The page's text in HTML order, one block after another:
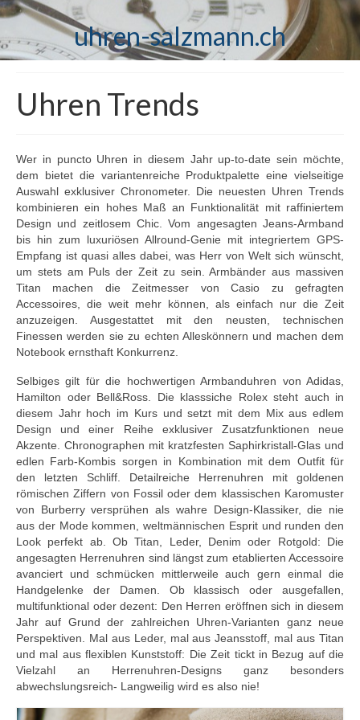
uhren-salzmann.ch
Uhren Trends
Wer in puncto Uhren in diesem Jahr up-to-date sein möchte,
dem bietet die variantenreiche Produktpalette eine vielseitige
Auswahl exklusiver Chronometer. Die neuesten Uhren Trends
kombinieren ein hohes Maß an Funktionalität mit raffiniertem
Design und zeitlosem Chic. Vom angesagten Jeans-Armband
bis hin zum luxuriösen Allround-Genie mit integriertem GPS-
Empfang ist quasi alles dabei, was Herr von Welt sich wünscht,
um stets am Puls der Zeit zu sein. Armbänder aus massiven
Titan machen die Zeitmesser von Casio zu gefragten
Accessoires, die weit mehr können, als einfach nur die Zeit
anzuzeigen. Ausgestattet mit den neusten, technischen
Finessen werden sie zu echten Alleskönnern und machen dem
Notebook ernsthaft Konkurrenz.
Selbiges gilt für die hochwertigen Armbanduhren von Adidas,
Hamilton oder Bell&Ross. Die klasssiche Rolex steht auch in
diesem Jahr hoch im Kurs und setzt mit dem Mix aus edlem
Design und einer Reihe exklusiver Zusatzfunktionen neue
Akzente. Chronographen mit kratzfesten Saphirkristall-Glas und
edlen Farb-Kombis sorgen in Kombination mit dem Outfit für
den letzten Schliff. Detailreiche Herrenuhren mit goldenen
römischen Ziffern von Fossil oder dem klassischen Karomuster
von Burberry versprühen als wahre Design-Klassiker, die nie
aus der Mode kommen, weltmännischen Esprit und runden den
Look perfekt ab. Ob Titan, Leder, Denim oder Rotgold: Die
angesagten Herrenuhren sind längst zum etablierten Accessoire
avanciert und schmücken mittlerweile auch gern einmal die
Handgelenke der Damen. Ob klassisch oder ausgefallen,
multifunktional oder dezent: Den Herren eröffnen sich in diesem
Jahr auf Grund der zahlreichen Uhren-Varianten ganz neue
Perspektiven. Mal aus Leder, mal aus Jeansstoff, mal aus Titan
und mal aus flexiblen Kunststoff: Die Zeit tickt in Bezug auf die
Vielzahl an Herrenuhren-Designs ganz besonders
abwechslungsreich- Langweilig wird es also nie!